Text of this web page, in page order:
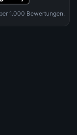
1.000 Bewertungen.